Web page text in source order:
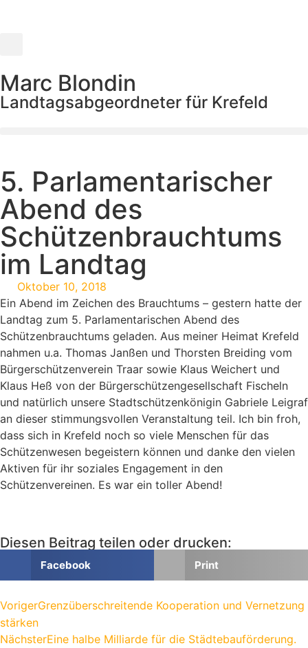
Marc Blondin
Landtagsabgeordneter für Krefeld
5. Parlamentarischer
Abend des
Schützenbrauchtums
im Landtag
Oktober 10, 2018
Ein Abend im Zeichen des Brauchtums – gestern hatte der
Landtag zum 5. Parlamentarischen Abend des
Schützenbrauchtums geladen. Aus meiner Heimat Krefeld
nahmen u.a. Thomas Janßen und Thorsten Breiding vom
Bürgerschützenverein Traar sowie Klaus Weichert und
Klaus Heß von der Bürgerschützengesellschaft Fischeln
und natürlich unsere Stadtschützenkönigin Gabriele Leigraf
an dieser stimmungsvollen Veranstaltung teil. Ich bin froh,
dass sich in Krefeld noch so viele Menschen für das
Schützenwesen begeistern können und danke den vielen
Aktiven für ihr soziales Engagement in den
Schützenvereinen. Es war ein toller Abend!
Diesen Beitrag teilen oder drucken:
Facebook Print
VorigerGrenzüberschreitende Kooperation und Vernetzung
stärken
NächsterEine halbe Milliarde für die Städtebauförderung.